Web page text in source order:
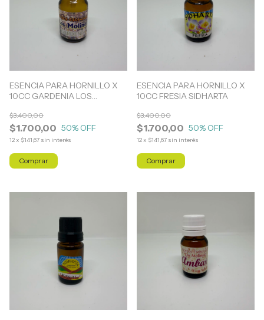
ESENCIA PARA HORNILLO X
10CC GARDENIA LOS
$1.700,00
$3.400,00
50% OFF
12x $141,67 sin interés
ESENCIA PARA HORNILLO X
10CC FRESIA SIDHARTA
$1.700,00
$3.400,00
50% OFF
12x $141,67 sin interés